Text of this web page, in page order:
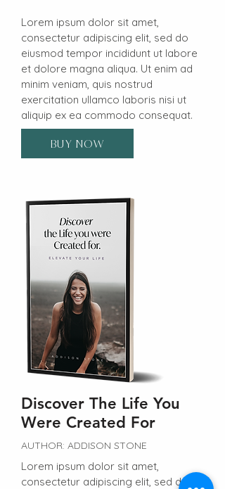
Lorem ipsum dolor sit amet,
consectetur adipiscing elit, sed do
eiusmod tempor incididunt ut labore
et dolore magna aliqua. Ut enim ad
minim veniam, quis nostrud
exercitation ullamco laboris nisi ut
aliquip ex ea commodo consequat.
BUY NOW
Discover The Life You
Were Created For
AUTHOR: ADDISON STONE
Lorem ipsum dolor sit amet,
consectetur adipiscing elit, sed do